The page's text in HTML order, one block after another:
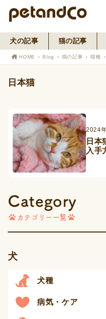
ペット
犬の記事 猫の記事
HOME Blog 猫の記事 猫種
日本猫
2024
日本
入手
Category
カテゴリー一覧
犬
犬種
病気・ケア